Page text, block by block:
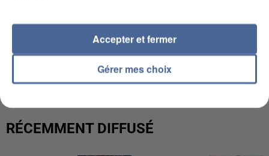
UNE TOURISTE DE L’OISE EMPORTÉE PAR UNE
COULÉE DE BOUE EN HAUTE-SAVOIE
RÉCEMMENT DIFFUSÉ
Gérer mes choix
Accepter et fermer